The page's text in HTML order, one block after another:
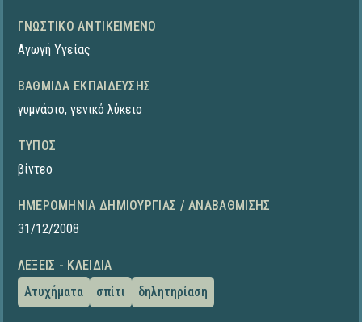
ΓΝΩΣΤΙΚΌ ΑΝΤΙΚΕΊΜΕΝΟ
Αγωγή Υγείας
ΒΑΘΜΊΔΑ ΕΚΠΑΊΔΕΥΣΗΣ
γυμνάσιο, γενικό λύκειο
ΤΎΠΟΣ
βίντεο
ΗΜΕΡΟΜΗΝΊΑ ΔΗΜΙΟΥΡΓΊΑΣ / ΑΝΑΒΆΘΜΙΣΗΣ
31/12/2008
ΛΈΞΕΙΣ - ΚΛΕΙΔΙΆ
Ατυχήματα
σπίτι δηλητηρίαση